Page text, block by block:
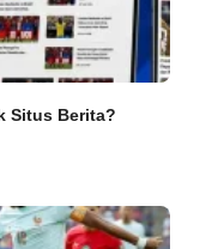
Situs Berita?